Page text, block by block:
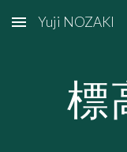
Skip to main content
Yuji NOZAKI
標